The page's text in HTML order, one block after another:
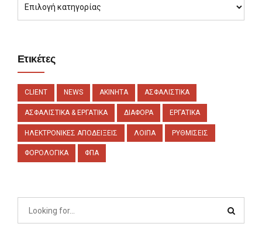
Ετικέτες
CLIENT NEWS ΑΚΙΝΗΤΑ ΑΣΦΑΛΙΣΤΙΚΑ
ΑΣΦΑΛΙΣΤΙΚΑ & ΕΡΓΑΤΙΚΑ ΔΙΑΦΟΡΑ ΕΡΓΑΤΙΚΑ
ΗΛΕΚΤΡΟΝΙΚΕΣ ΑΠΟΔΕΙΞΕΙΣ ΛΟΙΠΑ ΡΥΘΜΙΣΕΙΣ
ΦΟΡΟΛΟΓΙΚΑ ΦΠΑ